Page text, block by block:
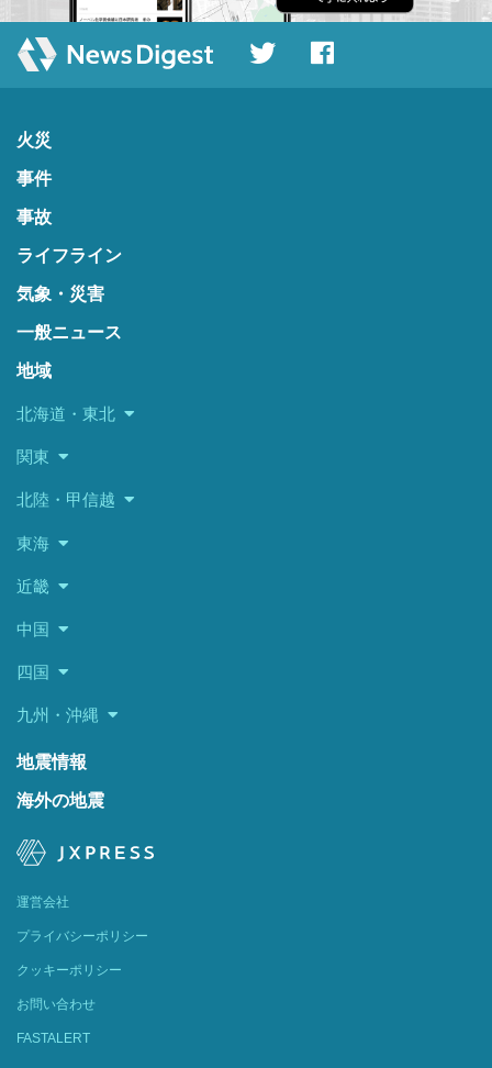
火災
事件
事故
ライフライン
気象・災害
一般ニュース
地域
北海道・東北
関東
北陸・甲信越
東海
近畿
中国
四国
九州・沖縄
地震情報
海外の地震
運営会社
プライバシーポリシー
クッキーポリシー
お問い合わせ
FASTALERT